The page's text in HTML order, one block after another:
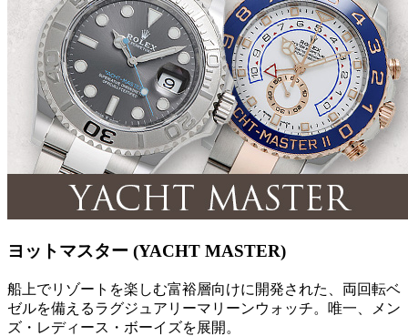
ヨットマスター (YACHT MASTER)
船上でリゾートを楽しむ富裕層向けに開発された、両回転ベ
ゼルを備えるラグジュアリーマリーンウォッチ。唯一、メン
ズ・レディース・ボーイズを展開。